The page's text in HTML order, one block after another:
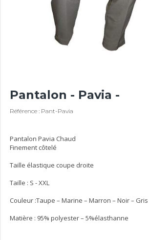
Pantalon - Pavia -
Référence : Pant-Pavia
Pantalon Pavia Chaud
Finement côtelé
Taille élastique coupe droite
Taille : S - XXL
Couleur :Taupe – Marine – Marron – Noir – Gris
Matière : 95% polyester – 5%élasthanne